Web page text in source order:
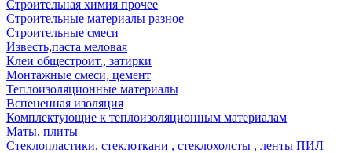
Строительная химия прочее
Строительные материалы разное
Строительные смеси
Известь,паста меловая
Клеи общестроит., затирки
Монтажные смеси, цемент
Теплоизоляционные материалы
Вспененная изоляция
Комплектующие к теплоизоляционным материалам
Маты, плиты
Стеклопластики, стеклоткани , стеклохолсты , ленты ПИЛ